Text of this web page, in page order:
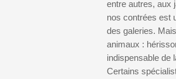
entre autres, aux
nos contrées est
des galeries.
animaux :
indispensable de
Certains